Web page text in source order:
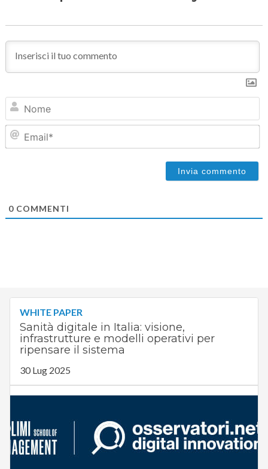
0COMMENTI
WHITE PAPER
Sanità digitale in Italia: visione,
infrastrutture e modelli operativi per
ripensare il sistema
30 Lug 2025